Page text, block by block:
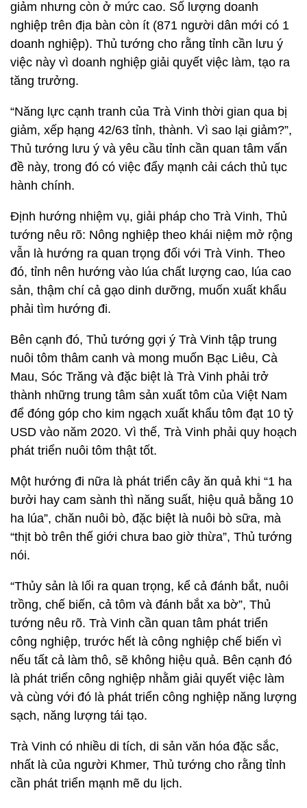
giảm nhưng còn ở mức cao. Số lượng doanh
nghiệp trên địa bàn còn ít (871 người dân mới có 1
doanh nghiệp). Thủ tướng cho rằng tỉnh cần lưu ý
việc này vì doanh nghiệp giải quyết việc làm, tạo ra
tăng trưởng.
“Năng lực cạnh tranh của Trà Vinh thời gian qua bị
giảm, xếp hạng 42/63 tỉnh, thành. Vì sao lại giảm?”,
Thủ tướng lưu ý và yêu cầu tỉnh cần quan tâm vấn
đề này, trong đó có việc đẩy mạnh cải cách thủ tục
hành chính.
Định hướng nhiệm vụ, giải pháp cho Trà Vinh, Thủ
tướng nêu rõ: Nông nghiệp theo khái niệm mở rộng
vẫn là hướng ra quan trọng đối với Trà Vinh. Theo
đó, tỉnh nên hướng vào lúa chất lượng cao, lúa cao
sản, thậm chí cả gạo dinh dưỡng, muốn xuất khẩu
phải tìm hướng đi.
Bên cạnh đó, Thủ tướng gợi ý Trà Vinh tập trung
nuôi tôm thâm canh và mong muốn Bạc Liêu, Cà
Mau, Sóc Trăng và đặc biệt là Trà Vinh phải trở
thành những trung tâm sản xuất tôm của Việt Nam
để đóng góp cho kim ngạch xuất khẩu tôm đạt 10 tỷ
USD vào năm 2020. Vì thế, Trà Vinh phải quy hoạch
phát triển nuôi tôm thật tốt.
Một hướng đi nữa là phát triển cây ăn quả khi “1 ha
bưởi hay cam sành thì năng suất, hiệu quả bằng 10
ha lúa”, chăn nuôi bò, đặc biệt là nuôi bò sữa, mà
“thịt bò trên thế giới chưa bao giờ thừa”, Thủ tướng
nói.
“Thủy sản là lối ra quan trọng, kể cả đánh bắt, nuôi
trồng, chế biến, cả tôm và đánh bắt xa bờ”, Thủ
tướng nêu rõ. Trà Vinh cần quan tâm phát triển
công nghiệp, trước hết là công nghiệp chế biến vì
nếu tất cả làm thô, sẽ không hiệu quả. Bên cạnh đó
là phát triển công nghiệp nhằm giải quyết việc làm
và cùng với đó là phát triển công nghiệp năng lượng
sạch, năng lượng tái tạo.
Trà Vinh có nhiều di tích, di sản văn hóa đặc sắc,
nhất là của người Khmer, Thủ tướng cho rằng tỉnh
cần phát triển mạnh mẽ du lịch.